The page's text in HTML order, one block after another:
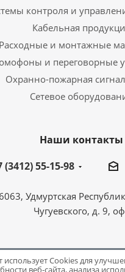
контроля и
Кабельная
Расходные и монтажные
и переговорные
Охранно-пожарная
Сетевое
Наши контакты
(3412) 55-15-98
Удмуртская
Чугуевского, д. 9,
использует Cookies для
веб-сайта, анализа